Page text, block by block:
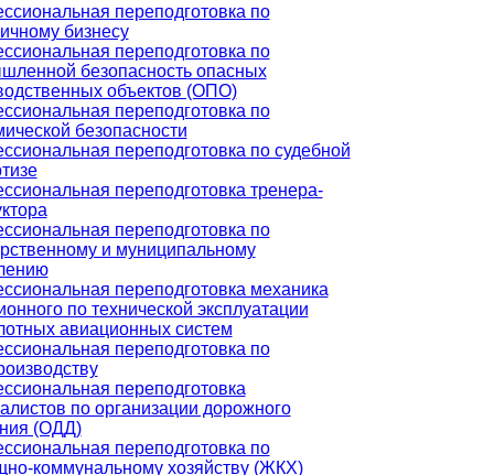
переподготовка по
бизнесу
переподготовка по
безопасность опасных
объектов (ОПО)
переподготовка по
безопасности
переподготовка по судебной
переподготовка тренера-
переподготовка по
и муниципальному
переподготовка механика
по технической эксплуатации
авиационных систем
переподготовка по
переподготовка
по организации дорожного
(ОДД)
переподготовка по
коммунальному хозяйству (ЖКХ)